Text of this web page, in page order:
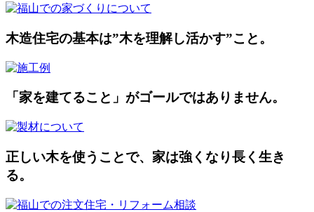
木造住宅の基本は”木を理解し活かす”こと。
「家を建てること」がゴールではありません。
正しい木を使うことで、家は強くなり長く生き
る。